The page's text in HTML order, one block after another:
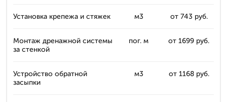
Установка крепежа и стяжек м3 от 743 руб.
Монтаж дренажной системы
за стенкой
пог. м от 1699 руб.
Устройство обратной
засыпки
м3 от 1168 руб.